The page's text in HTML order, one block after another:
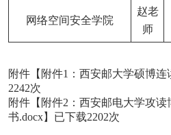
网络空间安全学院
赵老
师
附件【 附件1：西安邮大学硕博连
2242次
附件【 附件2：西安邮电大学攻
书.docx】已下载2202次